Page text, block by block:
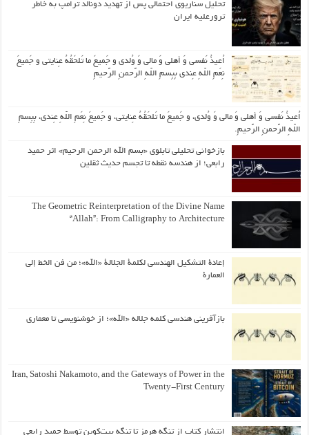
تحلیل سناریوی احتمالی پس از تهدید دونالد ترامپ به خاطر
ترورعلیه ایران
اُعیذُ نَفسی وَ أهلی وَ مالی وَ وُلدی و جَمیعَ ما تَلحَقُهُ عِنایتی و جَمیعَ
نِعَمِ اللّهِ عِندی بِبِسمِ اللّهِ الرَّحمنِ الرَّحیمِ
اُعیذُ نَفسی وَ أهلی وَ مالی وَ وُلدی، و جَمیعَ ما تَلحَقُهُ عِنایتی، و جَمیعَ نِعَمِ اللّهِ عِندی، بِبِسمِ
اللّهِ الرَّحمنِ الرَّحیمِ.
بازخوانی تحلیلی تابلوی «بسم الله الرحمن الرحیم» اثر حمید
رابعی؛ از هندسه نقطه تا تجسم حدیث ثقلین
The Geometric Reinterpretation of the Divine Name
“Allah”: From Calligraphy to Architecture
إعادة التشكيل الهندسي لكلمة الجلالة «الله»؛ من فن الخط إلى
العمارة
بازآفرینی هندسی کلمه جلاله «الله»؛ از خوشنویسی تا معماری
Iran, Satoshi Nakamoto, and the Gateways of Power in the
Twenty-First Century
انتشار کتاب از تنگه هرمز تا تنگه بیت‌کوین توسط حمید رابعی